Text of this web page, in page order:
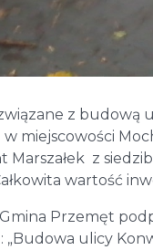
z budową
miejscowości
Marszałek z
wartość
Gmina Przemęt
„Budowa ulicy